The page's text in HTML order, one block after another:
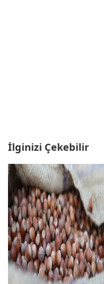
İlginizi Çekebilir